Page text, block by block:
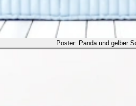
Poster: Panda und gelber